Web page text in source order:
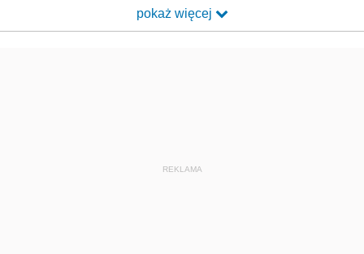
pokaż więcej
REKLAMA